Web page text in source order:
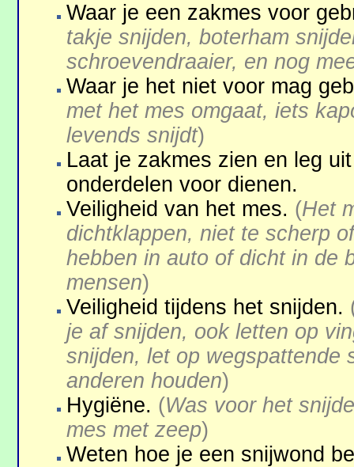
Waar je een zakmes voor
takje snijden, boterham
schroevendraaier, en nog
Waar je het niet voor mag
met het mes omgaat, iets
levends snijdt)
Laat je zakmes zien en leg
onder­delen voor dienen.
Veiligheid van het mes. (Het
dicht­klappen, niet te scherp
hebben in auto of dicht in de
mensen)
Veiligheid tijdens het snijden.
je af snijden, ook letten op
snijden, let op wegspattende
anderen houden)
Hygiëne. (Was voor het
mes met zeep)
Weten hoe je een snijwond